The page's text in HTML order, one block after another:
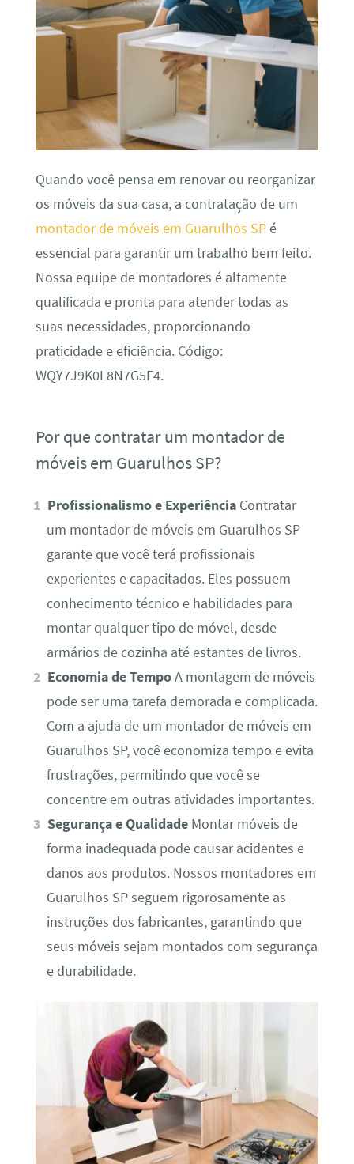
Quando você pensa em renovar ou reorganizar
os móveis da sua casa, a contratação de um
montador de móveis em Guarulhos SPé
essencial para garantir um trabalho bem feito.
Nossa equipe de montadores é altamente
qualificada e pronta para atender todas as
suas necessidades, proporcionando
praticidade e eficiência. Código:
WQY7J9K0L8N7G5F4.
Por que contratar um montador de
móveis em Guarulhos SP?
Profissionalismo e Experiência Contratar
um montador de móveis em Guarulhos SP
garante que você terá profissionais
experientes e capacitados. Eles possuem
conhecimento técnico e habilidades para
montar qualquer tipo de móvel, desde
armários de cozinha até estantes de livros.
Economia de TempoA montagem de móveis
pode ser uma tarefa demorada e complicada.
Com a ajuda de um montador de móveis em
Guarulhos SP, você economiza tempo e evita
frustrações, permitindo que você se
concentre em outras atividades importantes.
Segurança e Qualidade Montar móveis de
forma inadequada pode causar acidentes e
danos aos produtos. Nossos montadores em
Guarulhos SP seguem rigorosamente as
instruções dos fabricantes, garantindo que
seus móveis sejam montados com segurança
e durabilidade.